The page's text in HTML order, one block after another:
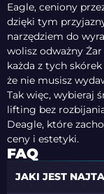
Eagle, ceniony
dzięki tym
narzędziem do
wolisz odważny
każda z tych
że nie musisz
Tak więc, wybieraj
lifting bez
Deagle, które
ceny i estetyki.
FAQ
JAKI JEST